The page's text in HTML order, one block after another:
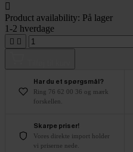

Product availability: På lager
1-2 hverdage
 
Har du et spørgsmål?
Ring 76 62 00 36 og mærk
forskellen.
Skarpe priser!
Vores direkte import holder
vi priserne nede.